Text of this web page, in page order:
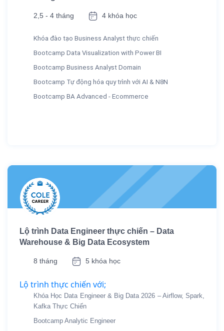
2,5 - 4 tháng 4 khóa học
Khóa đào tạo Business Analyst thực chiến
Bootcamp Data Visualization with Power BI
Bootcamp Business Analyst Domain
Bootcamp Tự động hóa quy trình với AI & N8N
Bootcamp BA Advanced - Ecommerce
Lộ trình Data Engineer thực chiến – Data
Warehouse & Big Data Ecosystem
8 tháng 5 khóa học
Lộ trình thực chiến với;
Khóa Học Data Engineer & Big Data 2026 – Airflow, Spark,
Kafka Thực Chiến
Bootcamp Analytic Engineer